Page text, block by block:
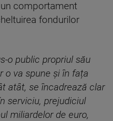
comportament
fondurilor
o public propriul său
o va spune și în fața
atât, se încadrează clar
serviciu, prejudiciul
miliardelor de euro,